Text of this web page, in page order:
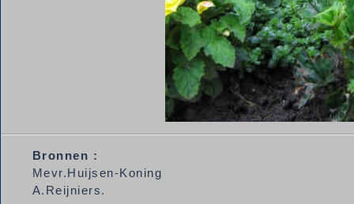
Bronnen :
Mevr.Huijsen-Koning
A.Reijniers.